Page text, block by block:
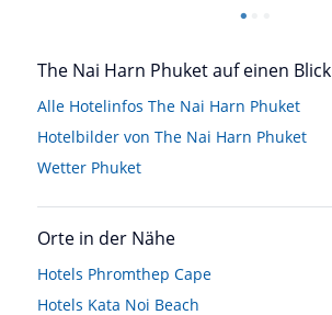
The Nai Harn Phuket auf einen Blick
Alle Hotelinfos The Nai Harn Phuket
Hotelbilder von The Nai Harn Phuket
Wetter Phuket
Orte in der Nähe
Hotels Phromthep Cape
Hotels Kata Noi Beach